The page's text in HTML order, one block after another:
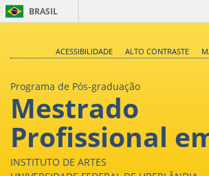
BRASIL
ACESSIBILIDADE
ALTO CONTRASTE
Programa de Pós-graduação
Mestrado
Profissional
INSTITUTO DE ARTES